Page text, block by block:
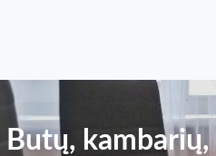
Butų,